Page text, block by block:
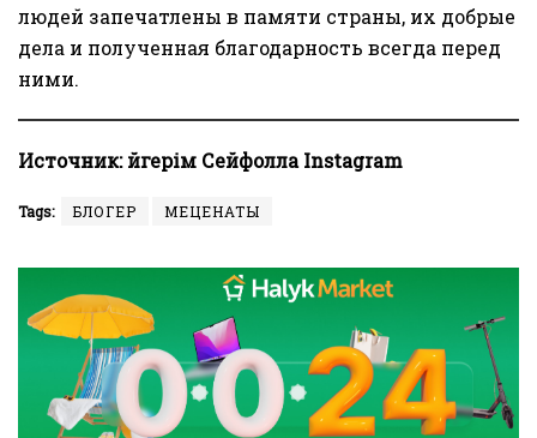
людей запечатлены в памяти страны, их добрые
дела и полученная благодарность всегда перед
ними.
Источник: Әйгерім Сейфолла Instagram
Tags: БЛОГЕР МЕЦЕНАТЫ